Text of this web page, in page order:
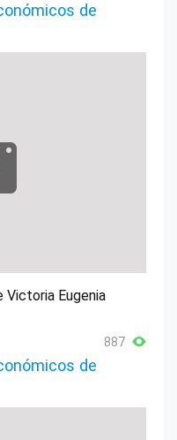
de
Victoria Eugenia
887
de